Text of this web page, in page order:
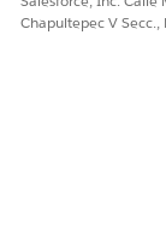
Chapultepec V